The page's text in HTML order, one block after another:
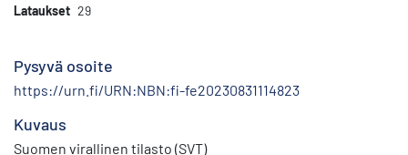
Lataukset 29
Pysyvä osoite
https://urn.fi/URN:NBN:fi-fe20230831114823
Kuvaus
Suomen virallinen tilasto (SVT)